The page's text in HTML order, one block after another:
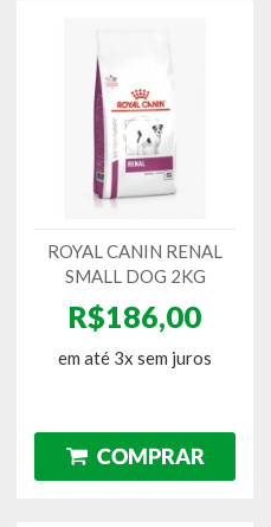
ROYAL CANIN RENAL
SMALL DOG 2KG
R$186,00
em até 3x sem juros